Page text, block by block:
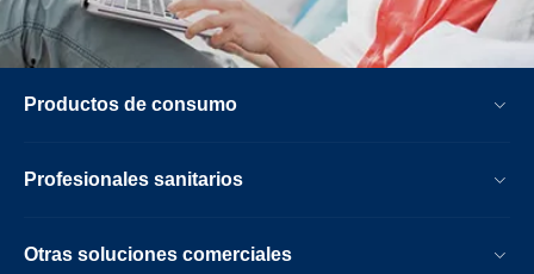
Productos de consumo
Profesionales sanitarios
Otras soluciones comerciales